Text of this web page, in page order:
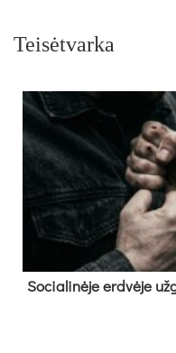
Teisėtvarka
So­cia­li­nė­je erd­vė­je